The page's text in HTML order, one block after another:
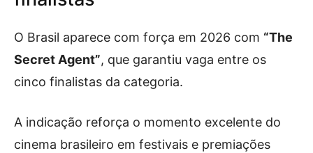
O Brasil aparece com força em 2026 com “The
Secret Agent”, que garantiu vaga entre os
cinco finalistas da categoria.
A indicação reforça o momento excelente do
cinema brasileiro em festivais e premiações